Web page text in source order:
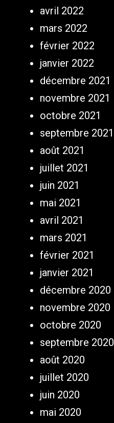
avril 2022
mars 2022
février 2022
janvier 2022
décembre 2021
novembre 2021
octobre 2021
septembre 2021
août 2021
juillet 2021
juin 2021
mai 2021
avril 2021
mars 2021
février 2021
janvier 2021
décembre 2020
novembre 2020
octobre 2020
septembre 2020
août 2020
juillet 2020
juin 2020
mai 2020